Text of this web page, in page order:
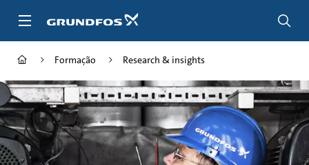
para
Formação Research & insights